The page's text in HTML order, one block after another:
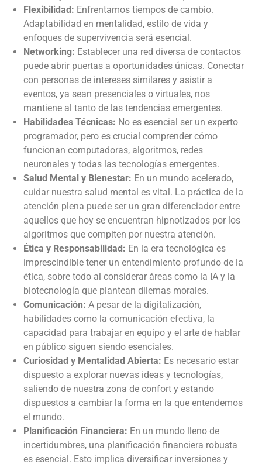
Flexibilidad: Enfrentamos tiempos de cambio.
Adaptabilidad en mentalidad, estilo de vida y
enfoques de supervivencia será esencial.
Networking: Establecer una red diversa de contactos
puede abrir puertas a oportunidades únicas. Conectar
con personas de intereses similares y asistir a
eventos, ya sean presenciales o virtuales, nos
mantiene al tanto de las tendencias emergentes.
Habilidades Técnicas: No es esencial ser un experto
programador, pero es crucial comprender cómo
funcionan computadoras, algoritmos, redes
neuronales y todas las tecnologías emergentes.
Salud Mental y Bienestar: En un mundo acelerado,
cuidar nuestra salud mental es vital. La práctica de la
atención plena puede ser un gran diferenciador entre
aquellos que hoy se encuentran hipnotizados por los
algoritmos que compiten por nuestra atención.
Ética y Responsabilidad: En la era tecnológica es
imprescindible tener un entendimiento profundo de la
ética, sobre todo al considerar áreas como la IA y la
biotecnología que plantean dilemas morales.
Comunicación: A pesar de la digitalización,
habilidades como la comunicación efectiva, la
capacidad para trabajar en equipo y el arte de hablar
en público siguen siendo esenciales.
Curiosidad y Mentalidad Abierta: Es necesario estar
dispuesto a explorar nuevas ideas y tecnologías,
saliendo de nuestra zona de confort y estando
dispuestos a cambiar la forma en la que entendemos
el mundo.
Planificación Financiera: En un mundo lleno de
incertidumbres, una planificación financiera robusta
es esencial. Esto implica diversificar inversiones y